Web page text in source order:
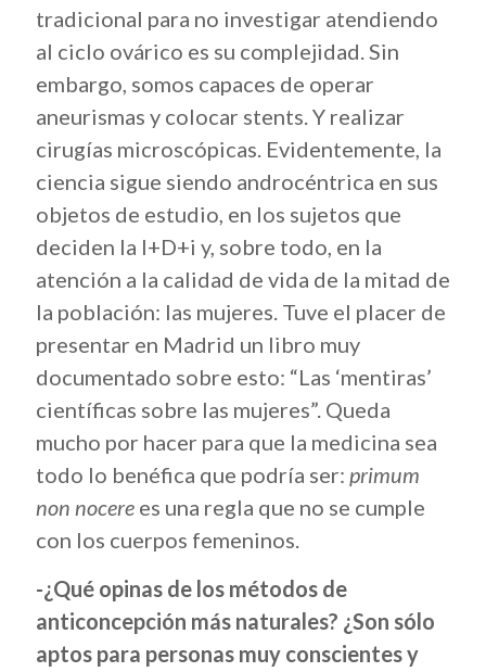
tradicional para no investigar atendiendo
al ciclo ovárico es su complejidad. Sin
embargo, somos capaces de operar
aneurismas y colocar stents. Y realizar
cirugías microscópicas. Evidentemente, la
ciencia sigue siendo androcéntrica en sus
objetos de estudio, en los sujetos que
deciden la I+D+i y, sobre todo, en la
atención a la calidad de vida de la mitad de
la población: las mujeres. Tuve el placer de
presentar en Madrid un libro muy
documentado sobre esto: “Las ‘mentiras’
científicas sobre las mujeres”. Queda
mucho por hacer para que la medicina sea
todo lo benéfica que podría ser: primum
non nocere es una regla que no se cumple
con los cuerpos femeninos.
-¿Qué opinas de los métodos de
anticoncepción más naturales? ¿Son sólo
aptos para personas muy conscientes y